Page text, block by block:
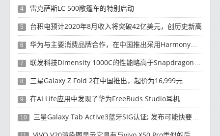
4 雷克萨斯LC 500敞篷车的特别启动
5 台积电预计2020年8月收入将突破42亿美元，创历史新高
6 华为与主要消费品牌合作，在中国推出采用HarmonyOS 2.0的智能家居产品
7 联发科技Dimensity 1000C的性能略高于Snapdragon 765G
8 三星Galaxy Z Fold 2在中国推出，起价为16,999元
9 在AI Life应用中发现了华为FreeBuds Studio耳机
10 三星Galaxy Tab Active3蓝牙SIG认证; 发布可能快要结束了